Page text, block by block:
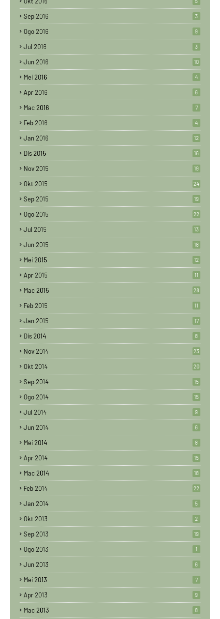
Sep 2016 3
Ogo 2016 9
Jul 2016 3
Jun 2016 10
Mei 2016 4
Apr 2016 6
Mac 2016 7
Feb 2016 4
Jan 2016 12
Dis 2015 16
Nov 2015 19
Okt 2015 24
Sep 2015 19
Ogo 2015 22
Jul 2015 13
Jun 2015 18
Mei 2015 12
Apr 2015 11
Mac 2015 28
Feb 2015 11
Jan 2015 17
Dis 2014 8
Nov 2014 23
Okt 2014 20
Sep 2014 15
Ogo 2014 15
Jul 2014 9
Jun 2014 6
Mei 2014 8
Apr 2014 15
Mac 2014 18
Feb 2014 22
Jan 2014 5
Okt 2013 2
Sep 2013 19
Ogo 2013 1
Jun 2013 6
Mei 2013 7
Apr 2013 9
Mac 2013 8